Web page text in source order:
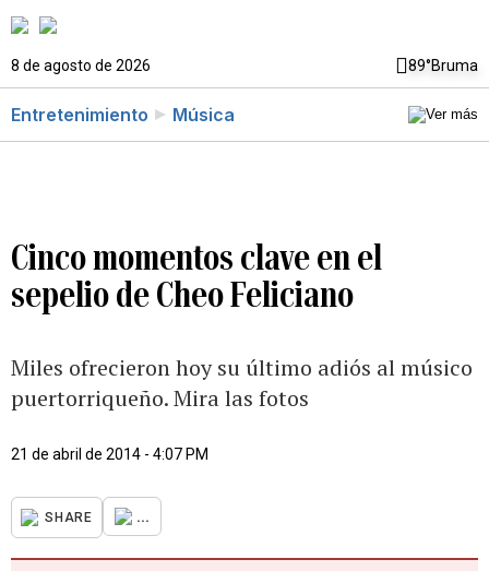
8 de agosto de 2026 89°Bruma
Entretenimiento Música
Cinco momentos clave en el
sepelio de Cheo Feliciano
Miles ofrecieron hoy su último adiós al músico
puertorriqueño. Mira las fotos
21 de abril de 2014 - 4:07 PM
SHARE ...